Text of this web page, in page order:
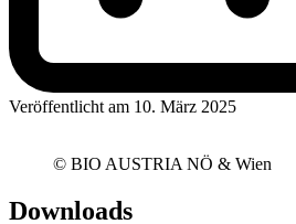
Veröffentlicht am 10. März 2025
© BIO AUSTRIA NÖ & Wien
Downloads